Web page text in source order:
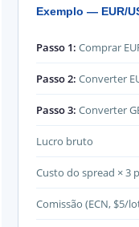
Exemplo — EUR/
Passo 1: Comprar
Passo 2: Converter
Passo 3: Converter
Lucro bruto
Custo do spread × 3
Comissão (ECN, $5/